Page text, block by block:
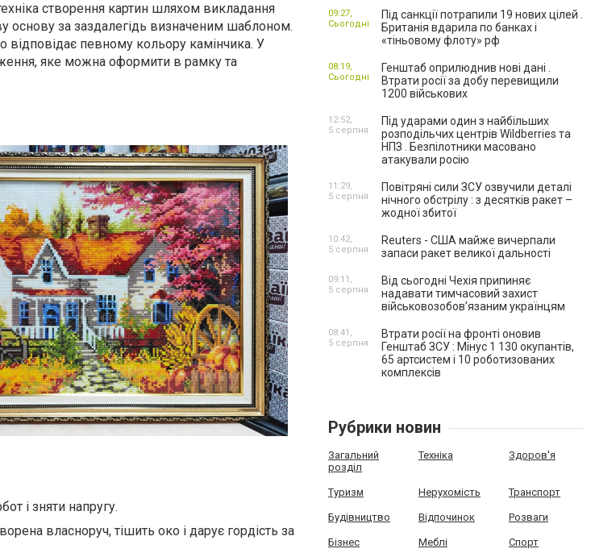
створення картин шляхом викладання
основу за заздалегідь визначеним шаблоном.
відповідає певному кольору камінчика. У
яке можна оформити в рамку та
і зняти напругу.
власноруч, тішить око і дарує гордість за
Під санкції потрапили 19 нових цілей .
Британія вдарила по банках і
«тіньовому флоту» рф
09:27,
Сьогодні
Генштаб оприлюднив нові дані .
Втрати росії за добу перевищили
1200 військових
08:19,
Сьогодні
Під ударами один з найбільших
розподільчих центрів Wildberries та
НПЗ . Безпілотники масовано
атакували росію
12:52,
5 серпня
Повітряні сили ЗСУ озвучили деталі
нічного обстрілу : з десятків ракет –
жодної збитої
11:29,
5 серпня
Reuters - США майже вичерпали
запаси ракет великої дальності
10:42,
5 серпня
Від сьогодні Чехія припиняє
надавати тимчасовий захист
військовозобов’язаним українцям
09:11,
5 серпня
Втрати росії на фронті оновив
Генштаб ЗСУ : Мінус 1 130 окупантів,
65 артсистем і 10 роботизованих
комплексів
08:41,
5 серпня
Рубрики новин
Загальний
розділ
Техніка Здоров'я
Туризм Нерухомість Транспорт
Будівництво Відпочинок Розваги
Бізнес Меблі Спорт